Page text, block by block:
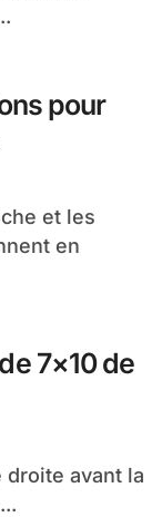
pour
en
7×10 de